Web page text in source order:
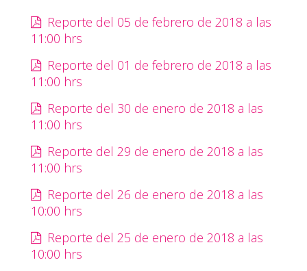
Reporte del 05 de febrero de 2018 a las
11:00 hrs
Reporte del 01 de febrero de 2018 a las
11:00 hrs
Reporte del 30 de enero de 2018 a las
11:00 hrs
Reporte del 29 de enero de 2018 a las
11:00 hrs
Reporte del 26 de enero de 2018 a las
10:00 hrs
Reporte del 25 de enero de 2018 a las
10:00 hrs